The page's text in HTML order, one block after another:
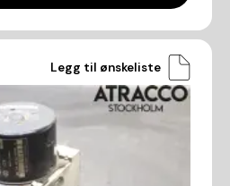
Legg til ønskeliste